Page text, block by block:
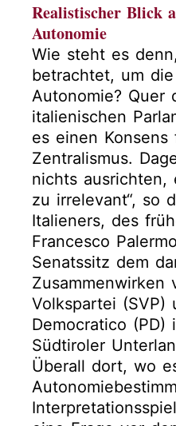
Realistischer Blick
Autonomie
Wie steht es
betrachtet, um
Autonomie? Quer
italienischen
es einen Konsens
Zentralismus.
nichts ausrichten,
zu irrelevant“, so
Italieners, des
Francesco
Senatssitz dem
Zusammenwirken
Volkspartei (SVP)
Democratico (PD)
Südtiroler
Überall dort, wo